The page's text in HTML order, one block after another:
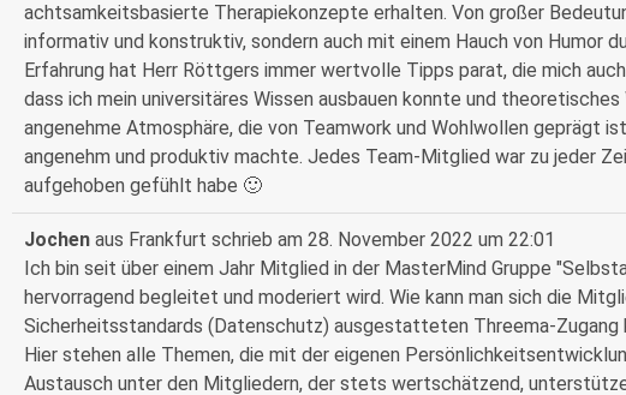
achtsamkeitsbasierte Therapiekonzepte erhalten. Von großer
informativ und konstruktiv, sondern auch mit einem Hauch von Humor
Erfahrung hat Herr Röttgers immer wertvolle Tipps parat, die mich
dass ich mein universitäres Wissen ausbauen konnte und
angenehme Atmosphäre, die von Teamwork und Wohlwollen geprägt
angenehm und produktiv machte. Jedes Team-Mitglied war zu jeder
aufgehoben gefühlt habe 🙂
Jochen aus Frankfurt schrieb am 28. November 2022 um 22:01
Ich bin seit über einem Jahr Mitglied in der MasterMind Gruppe
hervorragend begleitet und moderiert wird. Wie kann man sich die
Sicherheitsstandards (Datenschutz) ausgestatteten Threema-Zugang
Hier stehen alle Themen, die mit der eigenen
Austausch unter den Mitgliedern, der stets wertschätzend,